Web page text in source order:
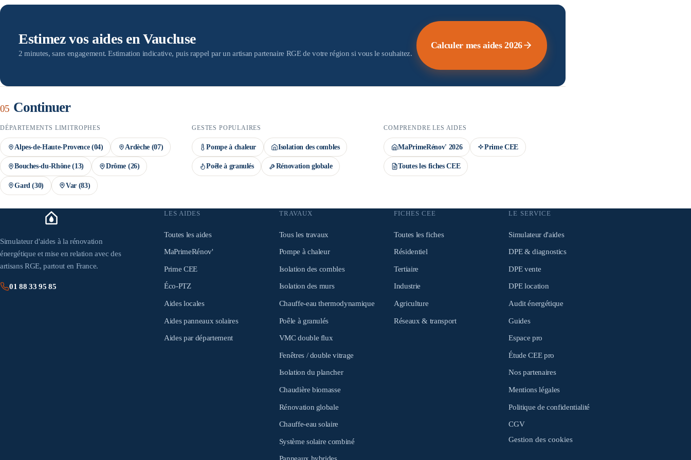
montant définitif n'est confirmé qu'après instruction du dossier.
Estimez vos aides en Vaucluse
2 minutes, sans engagement. Estimation indicative, puis rappel par un artisan partenaire RGE de votre région si vous le souhaitez.
Calculer mes aides 2026
05 Continuer
DÉPARTEMENTS LIMITROPHES
Alpes-de-Haute-Provence(04) Ardèche (07)
Bouches-du-Rhône(13) Drôme (26)
Gard (30) Var(83)
GESTES POPULAIRES
Pompe à chaleur Isolation des combles
Poêle à granulés Rénovation globale
COMPRENDRE LES AIDES
MaPrimeRénov' 2026 Prime CEE
Toutes les fiches CEE
Simulateur d'aides à la rénovation
énergétique et mise en relation avec des
artisans RGE, partout en France.
01 88 33 95 85
LES AIDES
Toutes les aides
MaPrimeRénov'
Prime CEE
Éco-PTZ
Aides locales
Aides panneaux solaires
Aides par département
TRAVAUX
Tous les travaux
Pompe à chaleur
Isolation des combles
Isolation des murs
Chauffe-eau thermodynamique
Poêle à granulés
VMC double flux
Fenêtres / double vitrage
Isolation du plancher
Chaudière biomasse
Rénovation globale
Chauffe-eau solaire
Système solaire combiné
FICHES CEE
Toutes les fiches
Résidentiel
Tertiaire
Industrie
Agriculture
Réseaux & transport
LE SERVICE
Simulateur d'aides
DPE & diagnostics
DPE vente
DPE location
Audit énergétique
Guides
Espace pro
Étude CEE pro
Nos partenaires
Mentions légales
Politique de confidentialité
CGV
Gestion des cookies